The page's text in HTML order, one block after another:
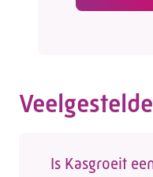
Is Kasgroeit